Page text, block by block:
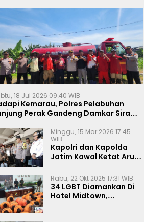
18 Jul 2026 09:40 WIB
Kemarau, Polres Pelabuhan
Perak Gandeng Damkar Siram
Minggu, 15 Mar 2026 17:45
WIB
Kapolri dan Kapolda
Jatim Kawal Ketat Arus
Rabu, 22 Okt 2025 17:31 WIB
34 LGBT Diamankan Di
Hotel Midtown,